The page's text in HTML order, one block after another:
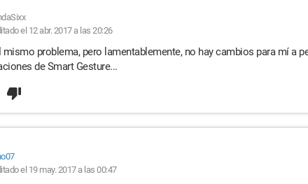
el 12 abr. 2017 a las 20:26
mismo problema, pero lamentablemente, no hay cambios para mí a
de Smart Gesture...
el 19 may. 2017 a las 00:47